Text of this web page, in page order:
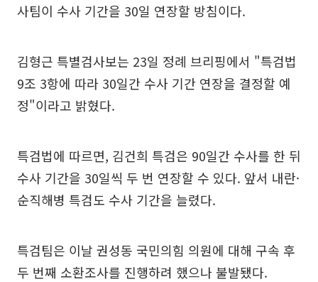
사팀이 수사 기간을 30일 연장할 방침이다.
김형근 특별검사보는 23일 정례 브리핑에서 "특검법
9조 3항에 따라 30일간 수사 기간 연장을 결정할 예
정"이라고 밝혔다.
특검법에 따르면, 김건희 특검은 90일간 수사를 한 뒤
수사 기간을 30일씩 두 번 연장할 수 있다. 앞서 내란·
순직해병 특검도 수사 기간을 늘렸다.
특검팀은 이날 권성동 국민의힘 의원에 대해 구속 후
두 번째 소환조사를 진행하려 했으나 불발됐다.